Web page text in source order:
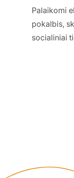
Palaikomi
pokalbis,
socialiniai